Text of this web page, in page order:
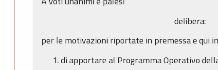
delibera:
per le motivazioni riportate in premessa e qui
di apportare al Programma Operativo